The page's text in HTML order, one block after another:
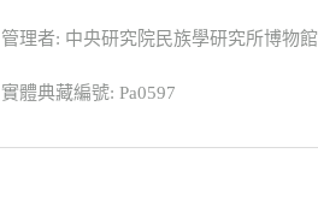
管理者: 中央研究院民族學研究所博物館
實體典藏編號: Pa0597